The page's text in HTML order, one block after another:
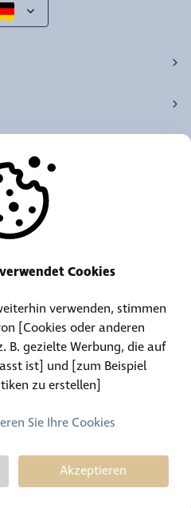
für Fundgegenstände
(+352) 30 01 46 84
80 (24/24, 7/7)
2026, Alle Rechte vorbehalten
Cookies
verwenden, stimmen
[Cookies oder anderen
B. gezielte Werbung, die auf
ist] und [zum Beispiel
zu erstellen]
Sie Ihre Cookies
Akzeptieren